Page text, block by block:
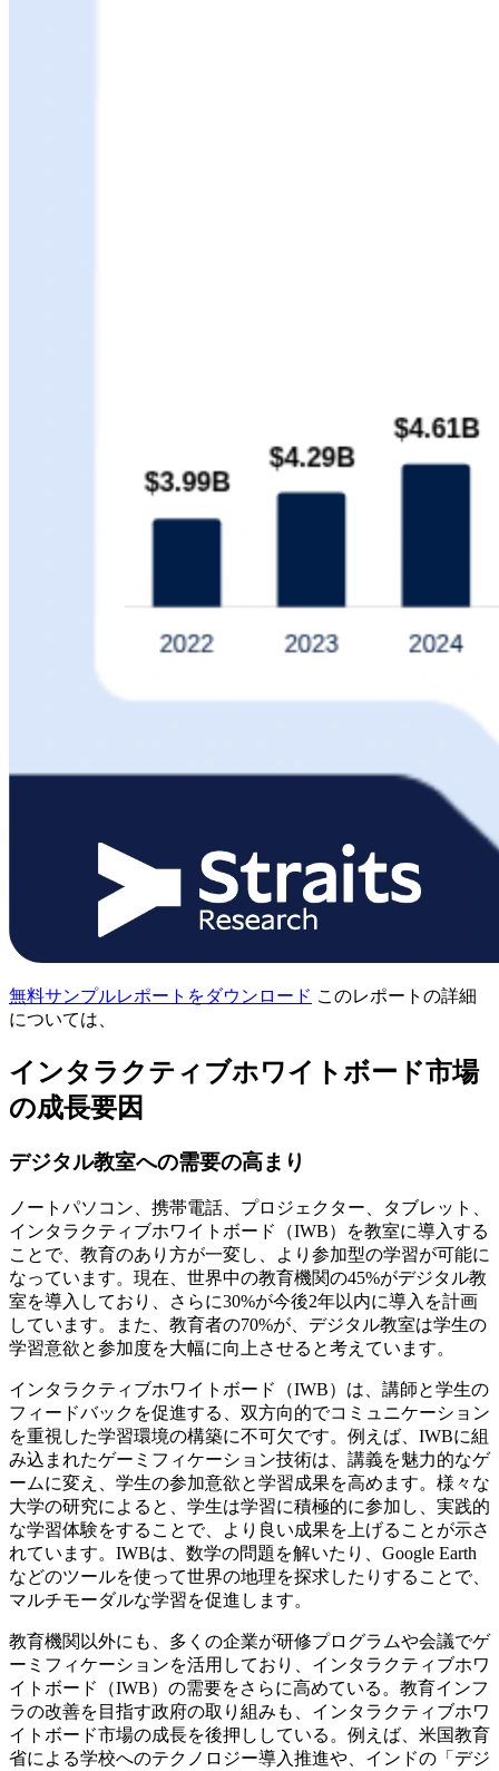
無料サンプルレポートをダウンロード このレポートの詳細
については、
インタラクティブホワイトボード市場
の成長要因
デジタル教室への需要の高まり
ノートパソコン、携帯電話、プロジェクター、タブレット、
インタラクティブホワイトボード（IWB）を教室に導入する
ことで、教育のあり方が一変し、より参加型の学習が可能に
なっています。現在、世界中の教育機関の45%がデジタル教
室を導入しており、さらに30%が今後2年以内に導入を計画
しています。また、教育者の70%が、デジタル教室は学生の
学習意欲と参加度を大幅に向上させると考えています。
インタラクティブホワイトボード（IWB）は、講師と学生の
フィードバックを促進する、双方向的でコミュニケーション
を重視した学習環境の構築に不可欠です。例えば、IWBに組
み込まれたゲーミフィケーション技術は、講義を魅力的なゲ
ームに変え、学生の参加意欲と学習成果を高めます。様々な
大学の研究によると、学生は学習に積極的に参加し、実践的
な学習体験をすることで、より良い成果を上げることが示さ
れています。IWBは、数学の問題を解いたり、Google Earth
などのツールを使って世界の地理を探求したりすることで、
マルチモーダルな学習を促進します。
教育機関以外にも、多くの企業が研修プログラムや会議でゲ
ーミフィケーションを活用しており、インタラクティブホワ
イトボード（IWB）の需要をさらに高めている。教育インフ
ラの改善を目指す政府の取り組みも、インタラクティブホワ
イトボード市場の成長を後押ししている。例えば、米国教育
省による学校へのテクノロジー導入推進や、インドの「デジ